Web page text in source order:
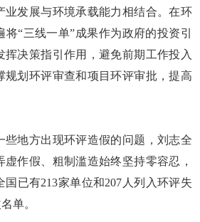
业发展与环境承载能力相结合。在环
“三线一单”成果作为政府的投资引
挥决策指引作用，避免前期工作投入
规划环评审查和项目环评审批，提高
地方出现环评造假的问题，刘志全
作假、粗制滥造始终坚持零容忍，
已有213家单位和207人列入环评失
单。